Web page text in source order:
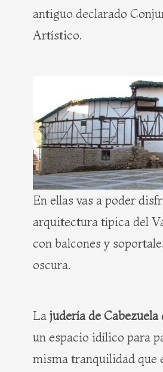
antiguo declarado
Artístico.
En ellas vas a poder
arquitectura típica del
con balcones y
oscura.
La judería de Cabezuela
un espacio idílico para
misma tranquilidad que